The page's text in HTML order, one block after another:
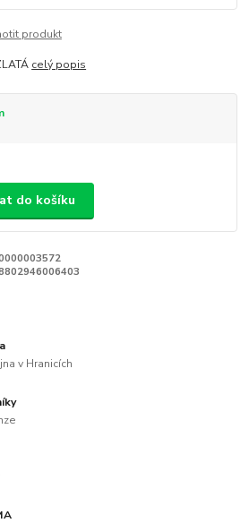
produkt
celý popis
do košíku
v Hranicích